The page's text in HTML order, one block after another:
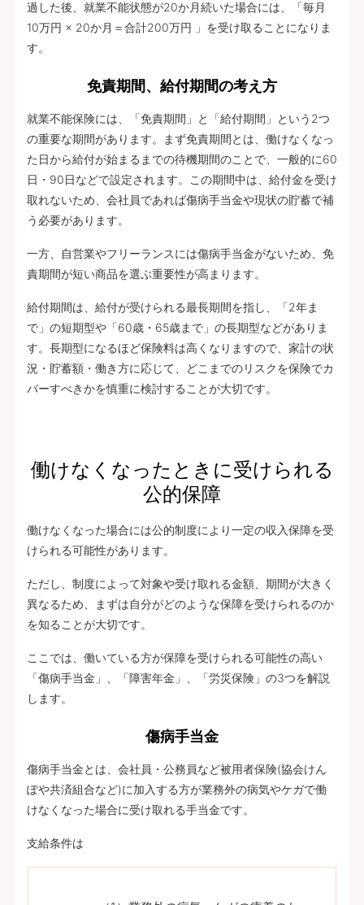
過した後、就業不能状態が20か月続いた場合には、「毎月
10万円 × 20か月＝合計200万円 」を受け取ることになりま
す。
免責期間、給付期間の考え方
就業不能保険には、「免責期間」と「給付期間」という2つ
の重要な期間があります。まず免責期間とは、働けなくなっ
た日から給付が始まるまでの待機期間のことで、一般的に60
日・90日などで設定されます。この期間中は、給付金を受け
取れないため、会社員であれば傷病手当金や現状の貯蓄で補
う必要があります。
一方、自営業やフリーランスには傷病手当金がないため、免
責期間が短い商品を選ぶ重要性が高まります。
給付期間は、給付が受けられる最長期間を指し、「2年ま
で」の短期型や「60歳・65歳まで」の長期型などがありま
す。長期型になるほど保険料は高くなりますので、家計の状
況・貯蓄額・働き方に応じて、どこまでのリスクを保険でカ
バーすべきかを慎重に検討することが大切です。
働けなくなったときに受けられる
公的保障
働けなくなった場合には公的制度により一定の収入保障を受
けられる可能性があります。
ただし、制度によって対象や受け取れる金額、期間が大きく
異なるため、まずは自分がどのような保障を受けられるのか
を知ることが大切です。
ここでは、働いている方が保障を受けられる可能性の高い
「傷病手当金」、「障害年金」、「労災保険」の3つを解説
します。
傷病手当金
傷病手当金とは、会社員・公務員など被用者保険(協会けん
ぽや共済組合など)に加入する方が業務外の病気やケガで働
けなくなった場合に受け取れる手当金です。
支給条件は